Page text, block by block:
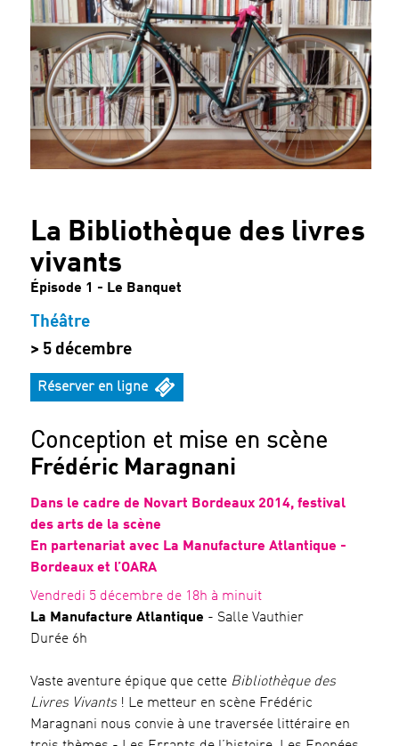
Archives
La Bibliothèque des livres
vivants
Épisode 1 - Le Banquet
Théâtre
> 5 décembre
Réserver en ligne
Conception et mise en scène
Frédéric Maragnani
Dans le cadre de Novart Bordeaux 2014, festival
des arts de la scène
En partenariat avec La Manufacture Atlantique -
Bordeaux et l’OARA
Vendredi 5 décembre de 18h à minuit
La Manufacture Atlantique - Salle Vauthier
Durée 6h
Vaste aventure épique que cette Bibliothèque des
Livres Vivants ! Le metteur en scène Frédéric
Maragnani nous convie à une traversée littéraire en